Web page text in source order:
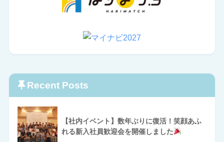
Recent Posts
【社内イベント】数年ぶりに復活！笑顔あふ
れる新入社員歓迎会を開催しました